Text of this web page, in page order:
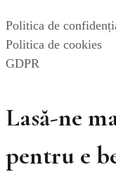
Politica de
Politica de cookies
GDPR
Lasă-ne
pentru e